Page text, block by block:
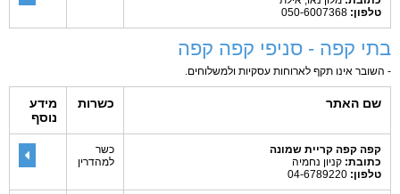
טלפון:
בתי קפה - סניפי קפה קפה
- השובר אינו תקף לארוחות עסקיות ולמשלוחים.
שם האתר כשרות
מידע
נוסף
קפה קפה קריית שמונה
כתובת: קניון נחמיה
טלפון:
כשר
למהדרין